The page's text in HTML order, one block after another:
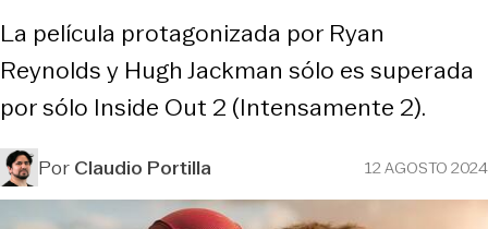
La película protagonizada por Ryan
Reynolds y Hugh Jackman sólo es superada
por sólo Inside Out 2 (Intensamente 2).
PorClaudio Portilla 12 AGOSTO 2024